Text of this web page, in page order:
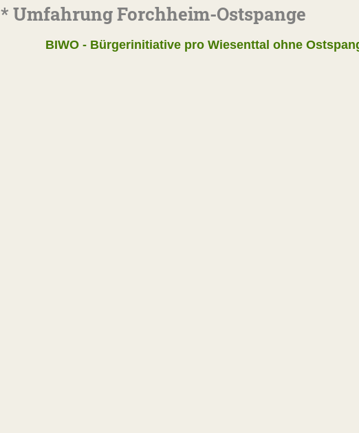
* Umfahrung Forchheim-Ostspange
BIWO - Bürgerinitiative pro Wiesenttal ohne